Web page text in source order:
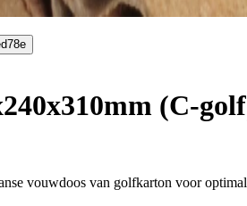
(C-
vouwdoos van golfkarton voor